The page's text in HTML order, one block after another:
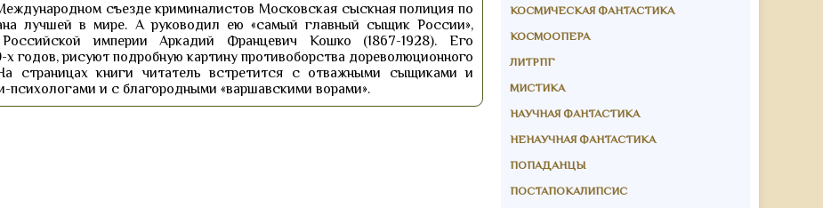
съезде криминалистов Московская сыскная полиция по
лучшей в мире. А руководил ею «самый главный сыщик России»,
империи Аркадий Францевич Кошко (1867-1928). Его
годов, рисуют подробную картину противоборства дореволюционного
страницах книги читатель встретится с отважными сыщиками и
психологами и с благородными «варшавскими ворами».
КОСМИЧЕСКАЯ ФАНТАСТИКА
КОСМООПЕРА
ЛИТРПГ
МИСТИКА
НАУЧНАЯ ФАНТАСТИКА
НЕНАУЧНАЯ ФАНТАСТИКА
ПОПАДАНЦЫ
ПОСТАПОКАЛИПСИС